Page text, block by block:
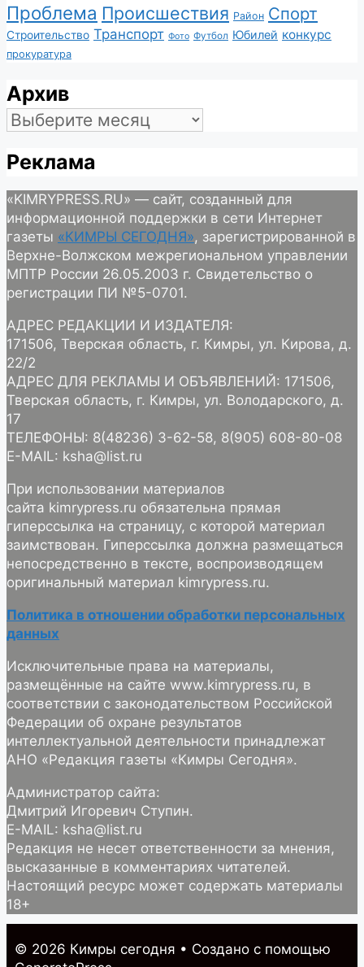
Проблема Происшествия Район Спорт
Строительство Транспорт Фото Футбол Юбилей конкурс
прокуратура
Архив
Архив
Реклама
«KIMRYPRESS.RU» — сайт, созданный для
информационной поддержки в сети Интернет
газеты «КИМРЫ СЕГОДНЯ», зарегистрированной в
Верхне-Волжском межрегиональном управлении
МПТР России 26.05.2003 г. Свидетельство о
регистрации ПИ №5-0701.
АДРЕС РЕДАКЦИИ И ИЗДАТЕЛЯ:
171506, Тверская область, г. Кимры, ул. Кирова, д.
22/2
АДРЕС ДЛЯ РЕКЛАМЫ И ОБЪЯВЛЕНИЙ: 171506,
Тверская область, г. Кимры, ул. Володарского, д.
17
ТЕЛЕФОНЫ: 8(48236) 3-62-58, 8(905) 608-80-08
E-MAIL: ksha@list.ru
При использовании материалов
сайта kimrypress.ru обязательна прямая
гиперссылка на страницу, с которой материал
заимствован. Гиперссылка должна размещаться
непосредственно в тексте, воспроизводящем
оригинальный материал kimrypress.ru.
Политика в отношении обработки персональных
данных
Исключительные права на материалы,
размещённые на сайте www.kimrypress.ru, в
соответствии с законодательством Российской
Федерации об охране результатов
интеллектуальной деятельности принадлежат
АНО «Редакция газеты «Кимры Сегодня».
Администратор сайта:
Дмитрий Игоревич Ступин.
E-MAIL: ksha@list.ru
Редакция не несет ответственности за мнения,
высказанные в комментариях читателей.
Настоящий ресурс может содержать материалы
18+
© 2026 Кимры cегодня • Создано с помощью